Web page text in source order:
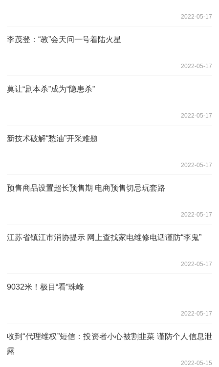
2022-05-17
李茂登：“教”会天问一号着陆火星
2022-05-17
莫让“剧本杀”成为“隐患杀”
2022-05-17
新技术破解“愁油”开采难题
2022-05-17
预售商品设置超长预售期 电商预售切忌玩套路
2022-05-17
江苏省镇江市消协提示 网上查找家电维修电话谨防“李鬼”
2022-05-17
9032米！极目“看”珠峰
2022-05-17
收到“代理维权”短信：投资者小心被割韭菜 谨防个人信息泄
露
2022-05-15